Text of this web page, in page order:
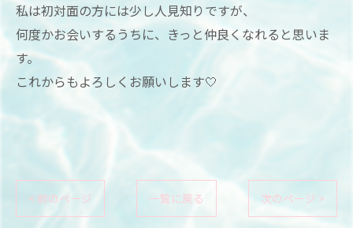
私は初対面の方には少し人見知りですが、
何度かお会いするうちに、きっと仲良くなれると思いま
す。
これからもよろしくお願いします🤍
< 前のページ 一覧に戻る 次のページ >